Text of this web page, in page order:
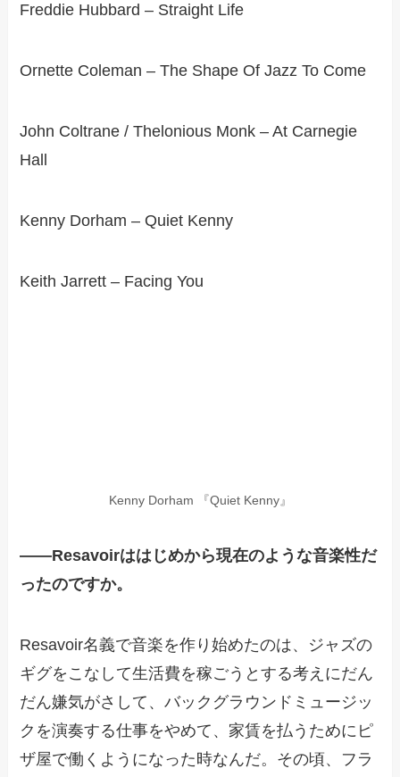
Freddie Hubbard – Straight Life
Ornette Coleman – The Shape Of Jazz To Come
John Coltrane / Thelonious Monk – At Carnegie
Hall
Kenny Dorham – Quiet Kenny
Keith Jarrett – Facing You
Kenny Dorham 『Quiet Kenny』
——Resavoirははじめから現在のような音楽性だ
ったのですか。
Resavoir名義で音楽を作り始めたのは、ジャズの
ギグをこなして生活費を稼ごうとする考えにだん
だん嫌気がさして、バックグラウンドミュージッ
クを演奏する仕事をやめて、家賃を払うためにピ
ザ屋で働くようになった時なんだ。その頃、フラ